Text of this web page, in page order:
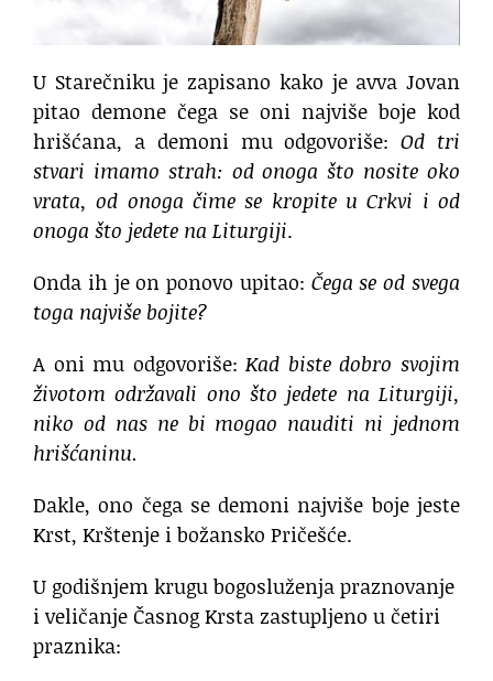
U Starečniku je zapisano kako je avva Jovan
pitao demone čega se oni najviše boje kod
hrišćana, a demoni mu odgovoriše:Od tri
stvari imamo strah: od onoga što nosite oko
vrata, od onoga čime se kropite u Crkvi i od
onoga što jedete na Liturgiji.
Onda ih je on ponovo upitao: Čega se od svega
toga najviše bojite?
A oni mu odgovoriše:Kad biste dobro svojim
životom održavali ono što jedete na Liturgiji,
niko od nas ne bi mogao nauditi ni jednom
hrišćaninu.
Dakle, ono čega se demoni najviše boje jeste
Krst, Krštenje i božansko Pričešće.
U godišnjem krugu bogosluženja praznovanje
i veličanje Časnog Krsta zastupljeno u četiri
praznika: